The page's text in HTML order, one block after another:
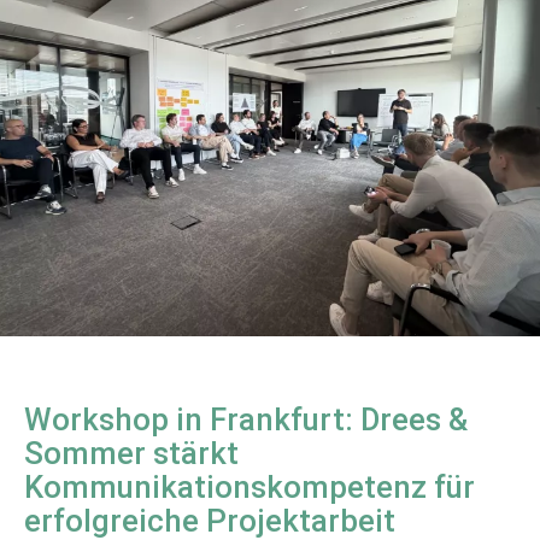
Workshop in Frankfurt: Drees &
Sommer stärkt
Kommunikationskompetenz für
erfolgreiche Projektarbeit